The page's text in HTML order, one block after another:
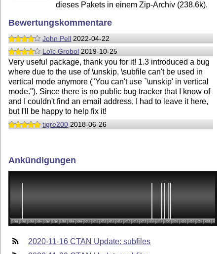
dieses Pakets in einem Zip-Archiv (238.6k).
Bewertungskommentare
John Pell 2022-04-22
Loïc Grobol 2019-10-25
Very useful package, thank you for it! 1.3 introduced a bug
where due to the use of \unskip, \subfile can't be used in
vertical mode anymore ("You can't use `\unskip' in vertical
mode."). Since there is no public bug tracker that I know of
and I couldn't find an email address, I had to leave it here,
but I'll be happy to help fix it!
tigre200 2018-06-26
Ankündigungen
2020-11-16 CTAN Update: subfiles